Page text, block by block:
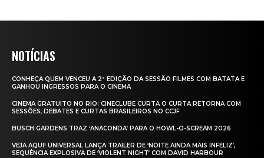
NOTÍCIAS
CONHEÇA QUEM VENCEU A 2ª EDIÇÃO DA SESSÃO FILMES COM BATATA E
GANHOU INGRESSOS PARA O CINEMA
CINEMA GRATUITO NO RIO: CINECLUBE CURTA O CURTA RETORNA COM
SESSÕES, DEBATES E CURTAS BRASILEIROS NO CCJF
BUSCH GARDENS TRAZ ‘ANACONDA’ PARA O HOWL-O-SCREAM 2026
VEJA AQUI! UNIVERSAL LANÇA TRAILER DE ‘NOITE AINDA MAIS INFELIZ’,
SEQUÊNCIA EXPLOSIVA DE ‘VIOLENT NIGHT’ COM DAVID HARBOUR